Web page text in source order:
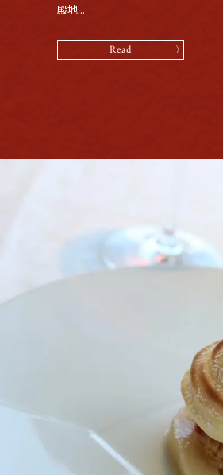
殿地...
Read